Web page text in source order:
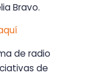
Bravo.
de radio
de